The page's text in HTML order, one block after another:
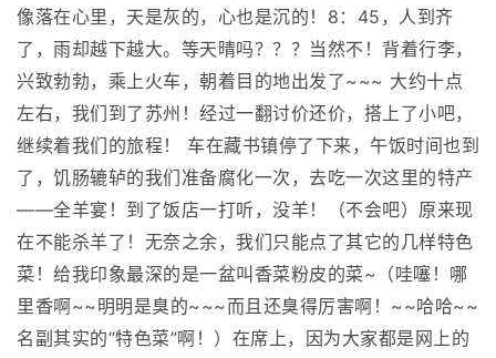
像落在心里，天是灰的，心也是沉的！8：45，人到齐
了，雨却越下越大。等天晴吗？？？当然不！背着行李，
兴致勃勃，乘上火车，朝着目的地出发了~~~ 大约十点
左右，我们到了苏州！经过一翻讨价还价，搭上了小吧，
继续着我们的旅程！ 车在藏书镇停了下来，午饭时间也到
了，饥肠辘轳的我们准备腐化一次，去吃一次这里的特产
——全羊宴！到了饭店一打听，没羊！（不会吧）原来现
在不能杀羊了！无奈之余，我们只能点了其它的几样特色
菜！给我印象最深的是一盆叫香菜粉皮的菜~（哇噻！哪
里香啊~~明明是臭的~~~而且还臭得厉害啊！~~哈哈~~
名副其实的“特色菜”啊！）在席上，因为大家都是网上的